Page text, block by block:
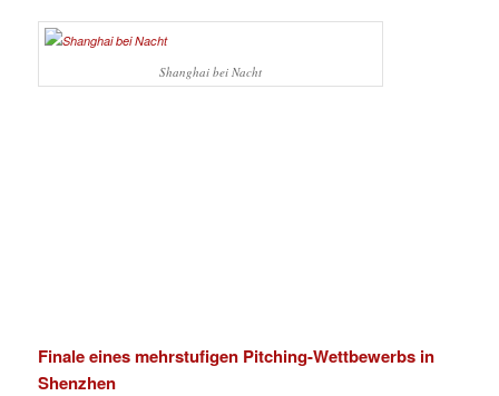
Shanghai bei Nacht
Finale eines mehrstufigen Pitching-Wettbewerbs in
Shenzhen